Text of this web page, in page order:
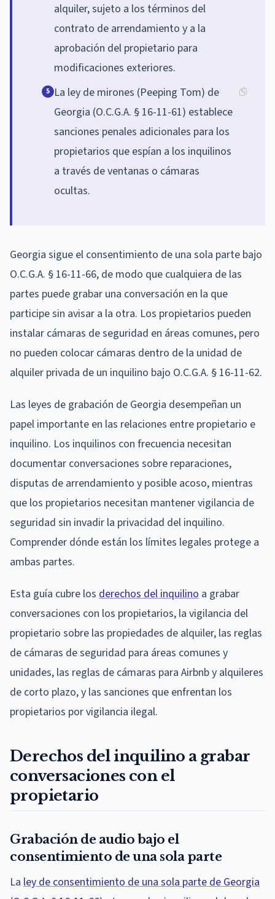
alquiler, sujeto a los términos del
contrato de arrendamiento y a la
aprobación del propietario para
modificaciones exteriores.
5 La ley de mirones (Peeping Tom) de
Georgia (O.C.G.A. § 16-11-61) establece
sanciones penales adicionales para los
propietarios que espían a los inquilinos
a través de ventanas o cámaras
ocultas.
Georgia sigue el consentimiento de una sola parte bajo
O.C.G.A. § 16-11-66, de modo que cualquiera de las
partes puede grabar una conversación en la que
participe sin avisar a la otra. Los propietarios pueden
instalar cámaras de seguridad en áreas comunes, pero
no pueden colocar cámaras dentro de la unidad de
alquiler privada de un inquilino bajo O.C.G.A. § 16-11-62.
Las leyes de grabación de Georgia desempeñan un
papel importante en las relaciones entre propietario e
inquilino. Los inquilinos con frecuencia necesitan
documentar conversaciones sobre reparaciones,
disputas de arrendamiento y posible acoso, mientras
que los propietarios necesitan mantener vigilancia de
seguridad sin invadir la privacidad del inquilino.
Comprender dónde están los límites legales protege a
ambas partes.
Esta guía cubre los derechos del inquilino a grabar
conversaciones con los propietarios, la vigilancia del
propietario sobre las propiedades de alquiler, las reglas
de cámaras de seguridad para áreas comunes y
unidades, las reglas de cámaras para Airbnb y alquileres
de corto plazo, y las sanciones que enfrentan los
propietarios por vigilancia ilegal.
Derechos del inquilino a grabar
conversaciones con el
propietario
Grabación de audio bajo el
consentimiento de una sola parte
La ley de consentimiento de una sola parte de Georgia